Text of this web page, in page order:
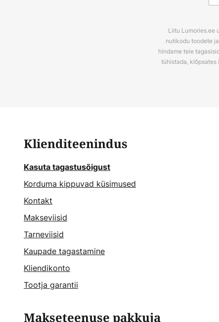
Liitu Lumories.ee
nutikodu toodete
hindame teie
tühistada, klõpsates
Klienditeenindus
Kasuta tagastusõigust
Korduma kippuvad küsimused
Kontakt
Makseviisid
Tarneviisid
Kaupade tagastamine
Kliendikonto
Tootja garantii
Makseteenuse pakkuja